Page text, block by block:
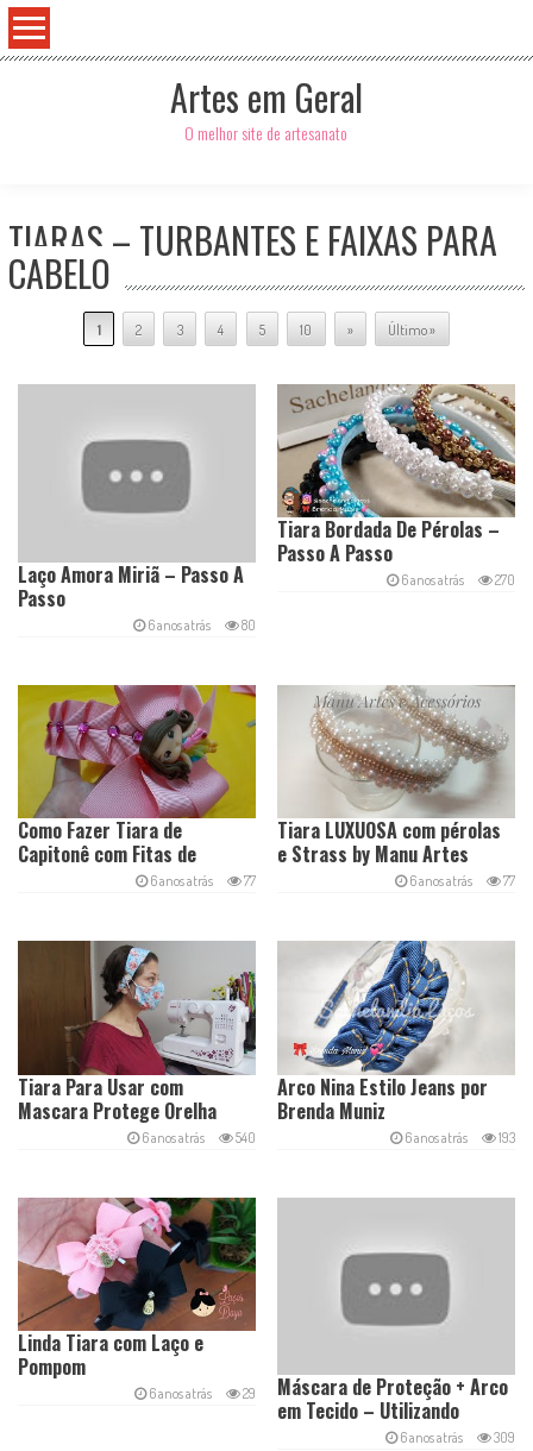
Artes em Geral
O melhor site de artesanato
TIARAS – TURBANTES E FAIXAS PARA
CABELO
1 2 3 4 5 10 » Último »
Tiara Bordada De Pérolas –
Passo A Passo
6 anos atrás 270
Laço Amora Miriã – Passo A
Passo
6 anos atrás 80
Tiara LUXUOSA com pérolas
e Strass by Manu Artes
6 anos atrás 77
Como Fazer Tiara de
Capitonê com Fitas de
6 anos atrás 77
Arco Nina Estilo Jeans por
Brenda Muniz
6 anos atrás 193
Tiara Para Usar com
Mascara Protege Orelha
6 anos atrás 540
Máscara de Proteção + Arco
em Tecido – Utilizando
Sobras de Tecido6 anos atrás 309
Linda Tiara com Laço e
Pompom
6 anos atrás 29